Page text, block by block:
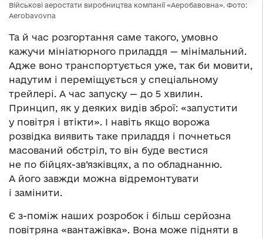
Військові аеростати виробництва компанії «Аеробавовна». Фото:
Aerobavovna
Та й час розгортання саме такого, умовно
кажучи мініатюрного приладдя — мінімальний.
Адже воно транспортується уже, так би мовити,
надутим і переміщується у спеціальному
трейлері. А час запуску — до 5 хвилин.
Принцип, як у деяких видів зброї: «запустити
у повітря і втікти». І навіть якщо ворожа
розвідка виявить таке приладдя і почнеться
масований обстріл, то він буде вестися
не по бійцях-зв’язківцях, а по обладнанню.
А його завжди можна відремонтувати
і замінити.
Є з-поміж наших розробок і більш серйозна
повітряна «вантажівка». Вона може підняти в